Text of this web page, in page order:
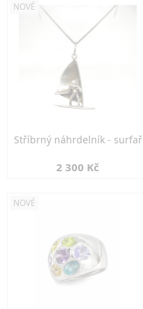
NOVÉ
Stříbrný náhrdelník - surfař
2 300 Kč
NOVÉ